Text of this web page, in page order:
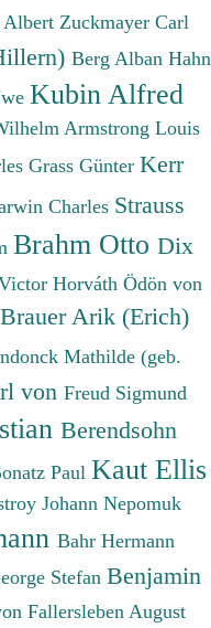
Albert Zuckmayer Carl
Berg Alban Hahn
Kubin Alfred
Armstrong Louis
Grass Günter Kerr
Charles Strauss
Brahm Otto Dix
Horváth Ödön von
Brauer Arik (Erich)
Mathilde (geb.
von Freud Sigmund
Berendsohn
Paul Kaut Ellis
Johann Nepomuk
Bahr Hermann
Stefan Benjamin
Fallersleben August